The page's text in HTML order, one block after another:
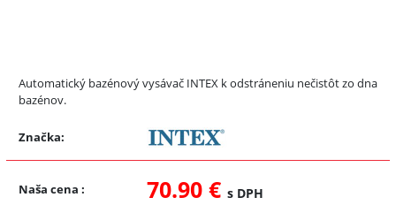
Automatický bazénový vysávač INTEX k odstráneniu nečistôt zo dna
bazénov.
Značka:
Naša cena : 70.90 € s DPH